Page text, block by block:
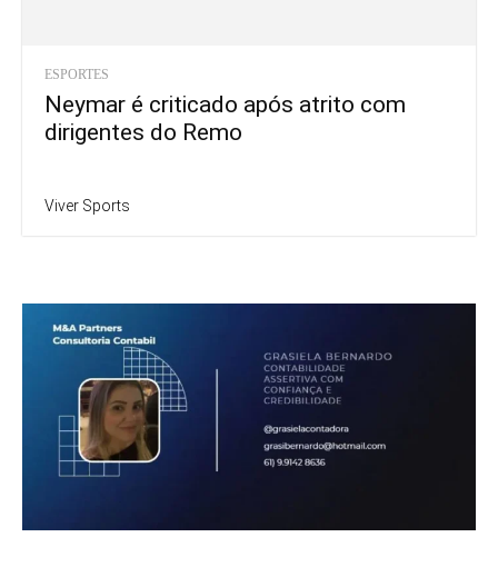
ESPORTES
Neymar é criticado após atrito com
dirigentes do Remo
Viver Sports